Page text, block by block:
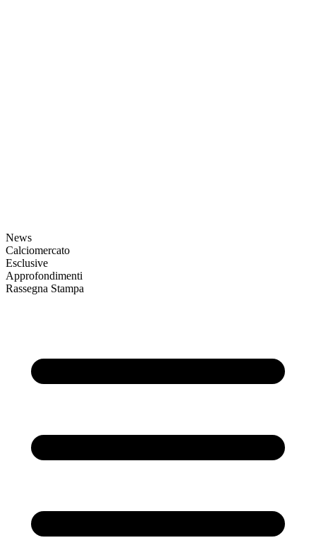
News
Calciomercato
Esclusive
Approfondimenti
Rassegna Stampa